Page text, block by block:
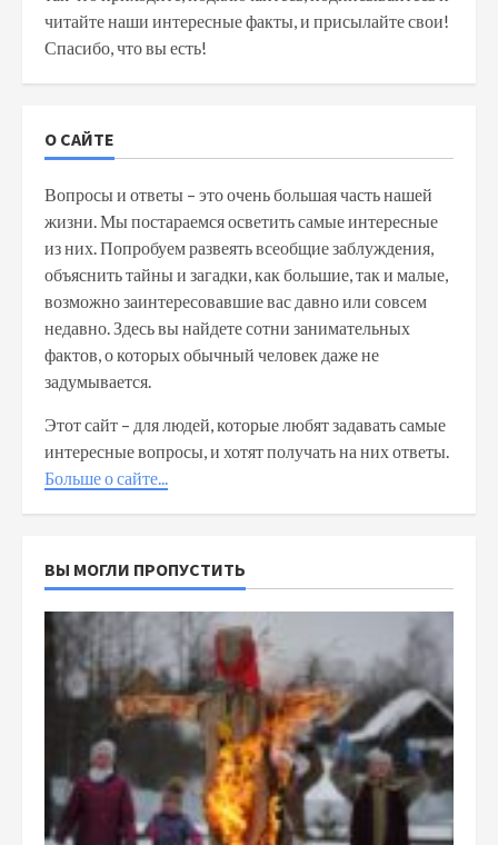
читайте наши интересные факты, и присылайте свои!
Спасибо, что вы есть!
О САЙТЕ
Вопросы и ответы – это очень большая часть нашей
жизни. Мы постараемся осветить самые интересные
из них. Попробуем развеять всеобщие заблуждения,
объяснить тайны и загадки, как большие, так и малые,
возможно заинтересовавшие вас давно или совсем
недавно. Здесь вы найдете сотни занимательных
фактов, о которых обычный человек даже не
задумывается.
Этот сайт – для людей, которые любят задавать самые
интересные вопросы, и хотят получать на них ответы.
Больше о сайте...
ВЫ МОГЛИ ПРОПУСТИТЬ